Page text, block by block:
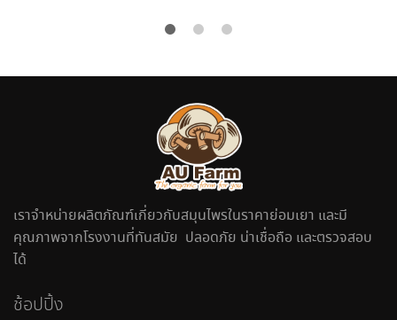
เราจำหน่ายผลิตภัณฑ์เกี่ยวกับสมุนไพรในราคาย่อมเยา และมี
คุณภาพจากโรงงานที่ทันสมัย ปลอดภัย น่าเชื่อถือ และตรวจสอบ
ได้
ช้อปปิ้ง